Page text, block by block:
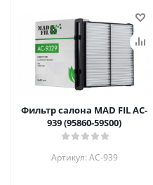
Фильтр салона MAD FIL АC-
939 (95860-59S00)
Артикул: АC-939